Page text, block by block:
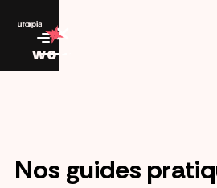
work
Nos guides